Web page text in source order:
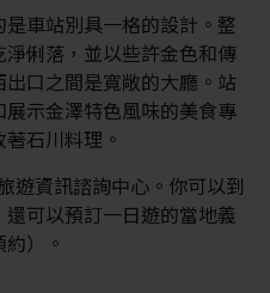
車站別具一格的設計。整
俐落，並以些許金色和傳
口之間是寬敞的大廳。站
示金澤特色風味的美食專
石川料理。
遊資訊諮詢中心。你可以到
可以預訂一日遊的當地義
）。